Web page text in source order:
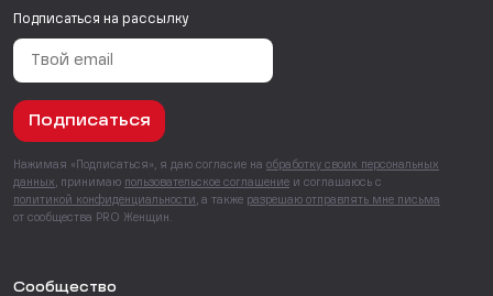
Подписаться на рассылку
Подписаться
Нажимая «Подписаться», я даю согласие на обработку своих персональных
данных , принимаю пользовательское соглашение и соглашаюсь с
политикой конфиденциальности , а также разрешаю отправлять мне письма
от сообщества PRO Женщин.
Сообщество